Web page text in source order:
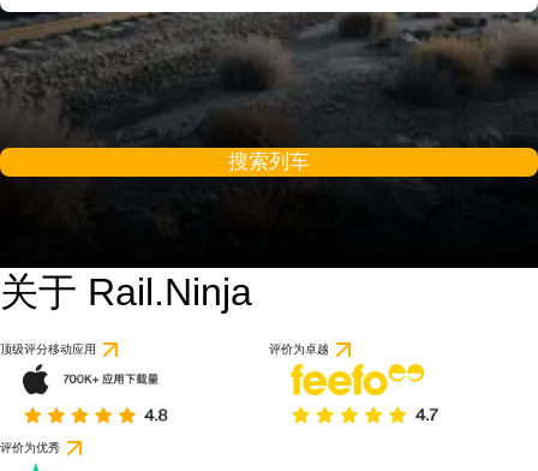
搜索列车
关于 Rail.Ninja
顶级评分移动应用 评价为卓越
评价为优秀